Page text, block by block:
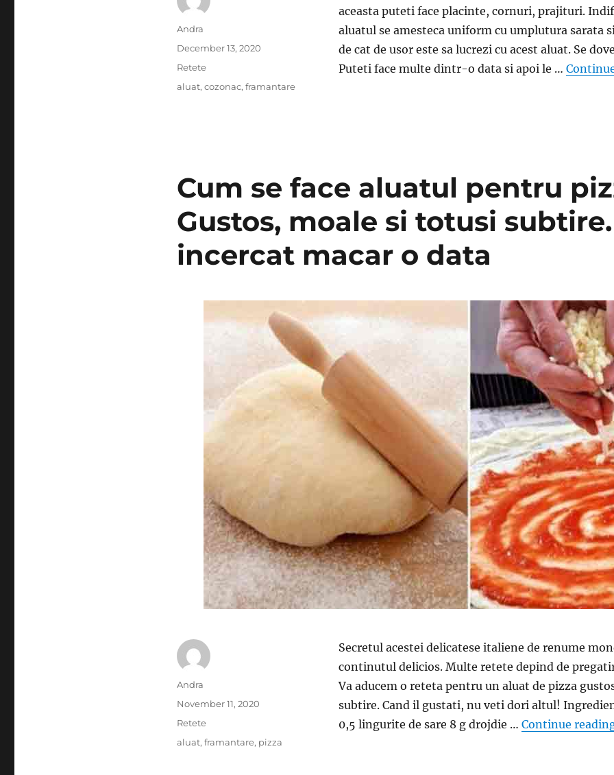
aceasta puteti face placinte, cornuri, prajituri.
aluatul se amesteca uniform cu umplutura sarata
de cat de usor este sa lucrezi cu acest aluat. Se
Puteti face multe dintr-o data si apoi le …
Author
Andra
Posted
December 13, 2020
Categories
Retete
Tags
aluat, cozonac, framantare
Cum se face aluatul pentru
Gustos, moale si totusi
incercat macar o data
Secretul acestei delicatese italiene de renume
continutul delicios. Multe retete depind de
Va aducem o reteta pentru un aluat de pizza
subtire. Cand il gustati, nu veti dori altul!
0,5 lingurite de sare 8 g drojdie …Continue
Author
Andra
Posted
November 11, 2020
Categories
Retete
Tags
aluat, framantare, pizza